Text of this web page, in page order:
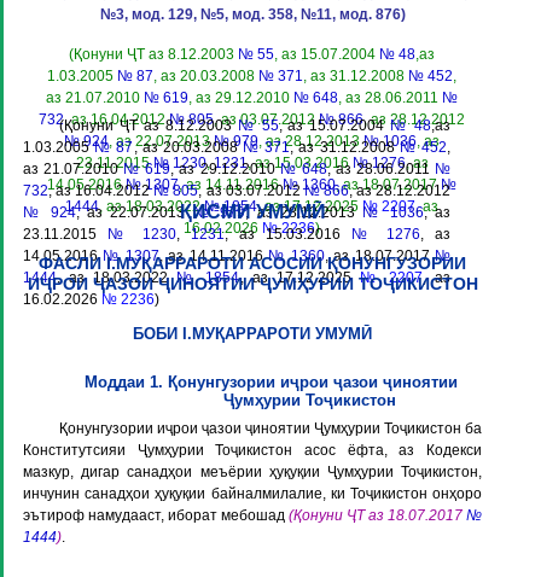
№3, мод. 129, №5, мод. 358, №11, мод. 876)
(Қонуни ҶТ аз 8.12.2003 № 55, аз 15.07.2004 № 48,аз
1.03.2005 № 87, аз 20.03.2008 № 371, аз 31.12.2008 № 452,
аз 21.07.2010 № 619, аз 29.12.2010 № 648, аз 28.06.2011 №
732, аз 16.04.2012№ 805, аз 03.07.2012№ 866, аз 28.12.2012
№ 924, аз 22.07.2013№ 979, аз 28.12.2013№ 1036, аз
23.11.2015 № 1230,1231, аз 15.03.2016 № 1276, аз
14.05.2016№ 1307, аз 14.11.2016№ 1360, аз 18.07.2017 №
1444, аз 18.03.2022№ 1854, аз 17.12.2025 № 2207, аз
16.02.2026 № 2236)
(Қонуни ҶТ аз 8.12.2003 № 55, аз 15.07.2004№ 48,аз
1.03.2005№ 87 , аз 20.03.2008 № 371, аз 31.12.2008№ 452,
аз 21.07.2010№ 619, аз 29.12.2010№ 648, аз 28.06.2011 №
732, аз 16.04.2012№ 805, аз 03.07.2012№ 866, аз 28.12.2012
№ 924, аз 22.07.2013№ 979, аз 28.12.2013 № 1036, аз
23.11.2015
№ 1230,1231, аз 15.03.2016 № 1276, аз
14.05.2016 № 1307, аз 14.11.2016№ 1360, аз 18.07.2017№
1444, аз 18.03.2022№ 1854, аз 17.12.2025№ 2207, аз
16.02.2026 № 2236)
ҚИСМИ УМУМӢ
ФАСЛИ I.МУҚАРРАРОТИ АСОСИИ ҚОНУНГУЗОРИИ
ИҶРОИ ҶАЗОИ ҶИНОЯТИИ ҶУМҲУРИИ ТОҶИКИСТОН
БОБИ I.МУҚАРРАРОТИ УМУМӢ
Моддаи 1. Қонунгузории иҷрои ҷазои ҷиноятии
Ҷумҳурии Тоҷикистон
Қонунгузории иҷрои ҷазои ҷиноятии Ҷумҳурии Тоҷикистон ба
Конститутсияи Ҷумҳурии Тоҷикистон асос ёфта, аз Кодекси
мазкур, дигар санадҳои меъёрии ҳуқуқии Ҷумҳурии Тоҷикистон,
инчунин санадҳои ҳуқуқии байналмилалие, ки Тоҷикистон онҳоро
эътироф намудааст, иборат мебошад (Қонуни ҶТ аз 18.07.2017 №
1444).